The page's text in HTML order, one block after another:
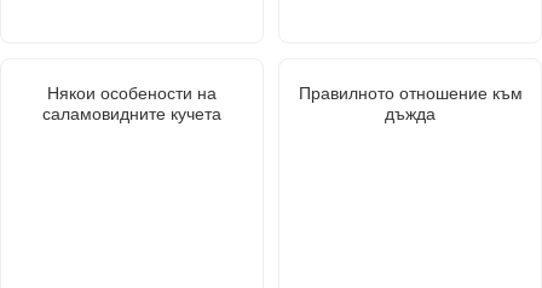
Някои особености на
саламовидните кучета
Правилното отношение към
дъжда